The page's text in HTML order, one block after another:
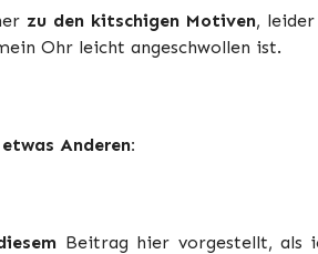
zu den kitschigen Motiven,
Ohr leicht angeschwollen ist.
etwas Anderen:
Beitrag hier vorgestellt, als